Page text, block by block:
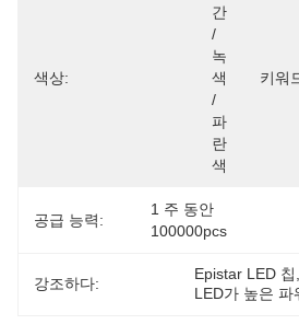
색상:
간
/
녹
색
/
파
란
색
키워
공급 능력:
1 주 동안
100000pcs
강조하다:
Epistar LED 칩
LED가 높은 파